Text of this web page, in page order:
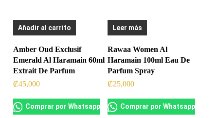
Añadir al carrito
Amber Oud Exclusif
Emerald Al Haramain 60ml
Extrait De Parfum
₡45,000
Comprar por Whatsapp
Leer más
Rawaa Women Al
Haramain 100ml Eau De
Parfum Spray
₡25,000
Comprar por Whatsapp